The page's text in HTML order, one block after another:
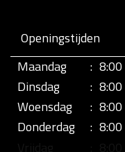
Openingstijden
Maandag
:
Dinsdag
:
Woensdag
:
Donderdag
: